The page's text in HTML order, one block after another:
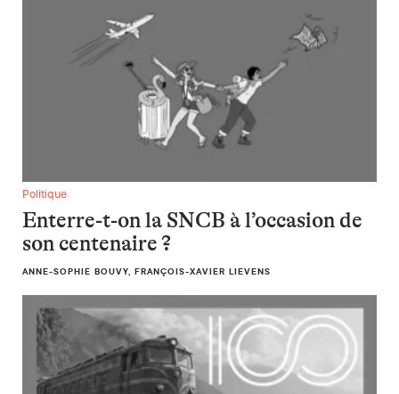
Enterre-t-on la SNCB à l’occasion de son centenaire ?
Politique
Enterre-t-on la SNCB à l’occasion de
son centenaire ?
ANNE-SOPHIE BOUVY, FRANÇOIS-XAVIER LIEVENS